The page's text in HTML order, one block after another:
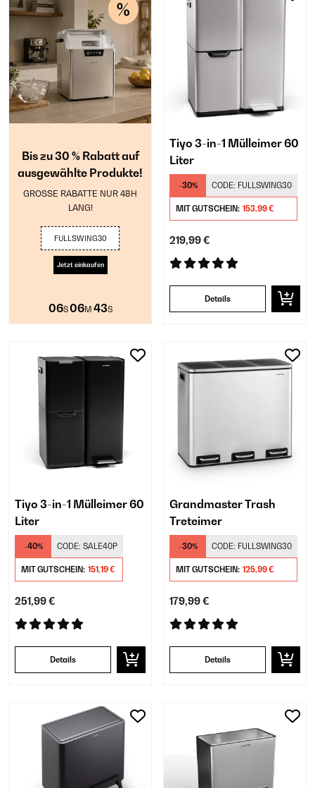
Bis zu 30 % Rabatt auf
ausgewählte Produkte!
GROSSE RABATTE NUR 48H
LANG!
FULLSWING30
Jetzt einkaufen
06S06M 42S
Tiyo 3-in-1 Mülleimer 60
Liter
-30% CODE: FULLSWING30
MIT GUTSCHEIN: 153,99 €
219,99 €
Details
Tiyo 3-in-1 Mülleimer 60
Liter
-40% CODE: SALE40P
MIT GUTSCHEIN: 151,19 €
251,99 €
Details
Grandmaster Trash
Treteimer
-30% CODE: FULLSWING30
MIT GUTSCHEIN: 125,99 €
179,99 €
Details